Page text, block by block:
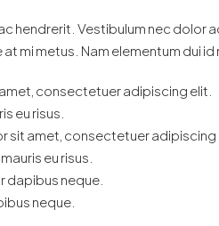
hendrerit. Vestibulum nec dolor
mi metus. Nam elementum dui
consectetuer adipiscing elit.
eu risus.
sit amet, consectetuer adipiscing
eu risus.
dapibus neque.
neque.